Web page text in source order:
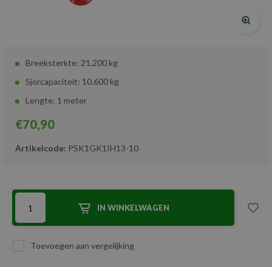
Breeksterkte: 21.200 kg
Sjorcapaciteit: 10.600 kg
Lengte: 1 meter
€70,90
Artikelcode: PSK1GK1IH13-10
IN WINKELWAGEN
Toevoegen aan vergelijking